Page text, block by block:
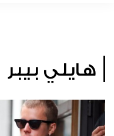
هايلي بيبر